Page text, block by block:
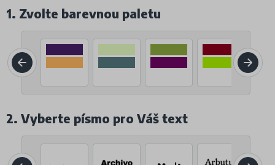
1. Zvolte barevnou paletu
2. Vyberte písmo pro Váš text